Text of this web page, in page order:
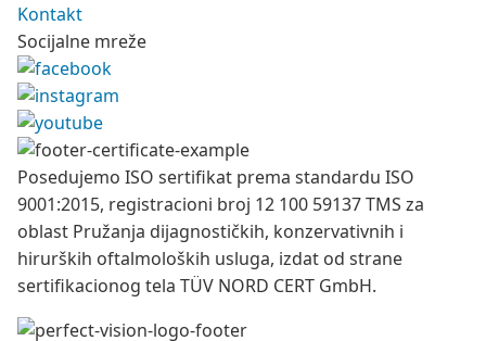
Kontakt
Socijalne mreže
Posedujemo ISO sertifikat prema standardu ISO
9001:2015, registracioni broj 12 100 59137 TMS za
oblast Pružanja dijagnostičkih, konzervativnih i
hirurških oftalmoloških usluga, izdat od strane
sertifikacionog tela TÜV NORD CERT GmbH.